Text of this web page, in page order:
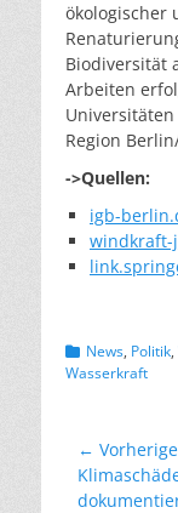
ökologischer
Biodiversität
Arbeiten
Region
->Quellen:
igb-
Kategorien
News, Politik,
Wasserkraft
←
Vorheriger
Beitrag: